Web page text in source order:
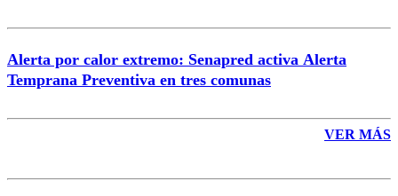
Alerta por calor extremo: Senapred activa Alerta
Temprana Preventiva en tres comunas
VER MÁS